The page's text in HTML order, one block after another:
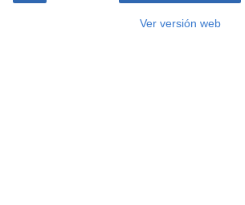
Ver versión web